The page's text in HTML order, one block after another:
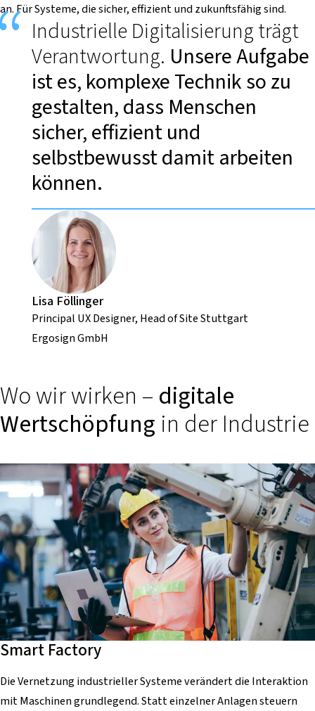
an. Für Systeme, die sicher, effizient und zukunftsfähig sind.
Industrielle Digitalisierung trägt
Verantwortung. Unsere Aufgabe
ist es, komplexe Technik so zu
gestalten, dass Menschen
sicher, effizient und
selbstbewusst damit arbeiten
können.
Lisa Föllinger
Principal UX Designer, Head of Site Stuttgart
Ergosign GmbH
Wo wir wirken – digitale
Wertschöpfung in der Industrie
Smart Factory
Die Vernetzung industrieller Systeme verändert die Interaktion
mit Maschinen grundlegend. Statt einzelner Anlagen steuern